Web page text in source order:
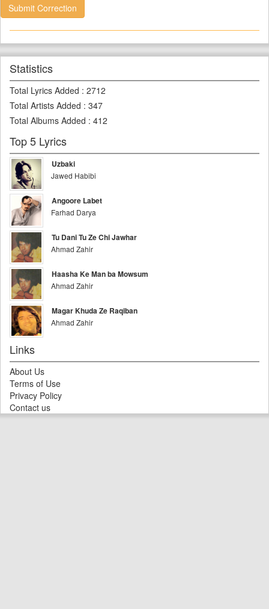
Submit Correction
Statistics
Total Lyrics Added : 2712
Total Artists Added : 347
Total Albums Added : 412
Top 5 Lyrics
Uzbaki
Jawed Habibi
Angoore Labet
Farhad Darya
Tu Dani Tu Ze Chi Jawhar
Ahmad Zahir
Haasha Ke Man ba Mowsum
Ahmad Zahir
Magar Khuda Ze Raqiban
Ahmad Zahir
Links
About Us
Terms of Use
Privacy Policy
Contact us